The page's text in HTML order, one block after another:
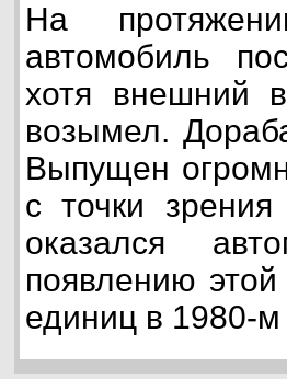
На
автомобиль
хотя внешний
возымел.
Выпущен
с точки
оказался
появлению
единиц в 1980-м